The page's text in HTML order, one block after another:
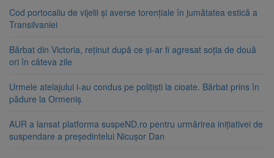
Cod portocaliu de vijelii și averse torențiale în jumătatea estică a
Transilvaniei
Bărbat din Victoria, reținut după ce și-ar fi agresat soția de două
ori în câteva zile
Urmele atelajului i-au condus pe polițiști la cioate. Bărbat prins în
pădure la Ormeniș
AUR a lansat platforma suspeND.ro pentru urmărirea inițiativei de
suspendare a președintelui Nicușor Dan